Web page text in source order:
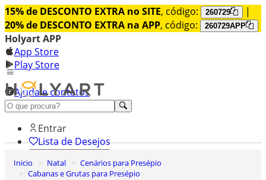
15% de DESCONTO EXTRA no SITE, código: 260729
|
20% de DESCONTO EXTRA na APP, código: 260729APP
Holyart APP
App Store
Play Store
Ajuda e contatos
Conheça premium
Entrar
Lista de Desejos
Carrinho de Compras
Inicio Natal
Cenários para Presépio
Cabanas e Grutas para Presépio